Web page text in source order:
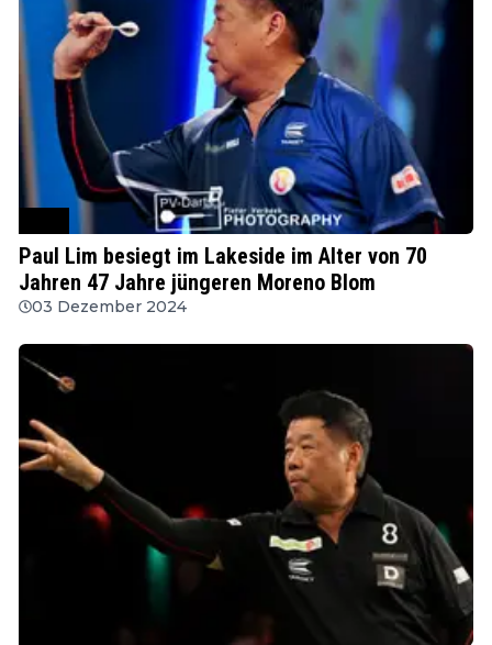
Paul Lim besiegt im Lakeside im Alter von 70
Jahren 47 Jahre jüngeren Moreno Blom
03 Dezember 2024